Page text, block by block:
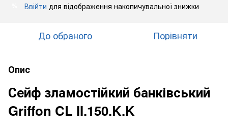
Ввійти для відображення накопичувальної знижки
До обраного Порівняти
Опис
Сейф зламостійкий банківський
Griffon CL II.150.K.K